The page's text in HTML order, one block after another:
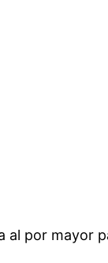
al por mayor